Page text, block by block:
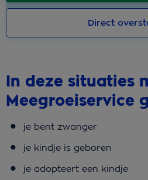
Direct
In deze situaties
Meegroeiservice
je bent zwanger
je kindje is geboren
je adopteert een kindje